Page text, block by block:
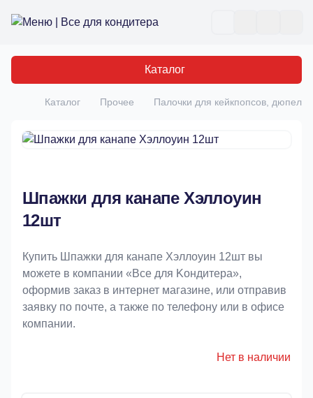
Все для кондитера
Каталог
Главная
Каталог Прочее Палочки для кейкпопсов, дюпеля
Шпажки для канапе Хэллоуин
12шт
Купить Шпажки для канапе Хэллоуин 12шт вы
можете в компании «Bce для Koндитeрa»,
оформив заказ в интернет магазине, или отправив
заявку по почте, а также по телефону или в офисе
компании.
Нет в наличии